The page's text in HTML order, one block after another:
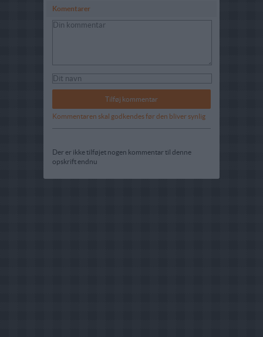
Komentarer
Kommentaren skal godkendes før den bliver synlig
Der er ikke tilføjet nogen kommentar til denne
opskrift endnu